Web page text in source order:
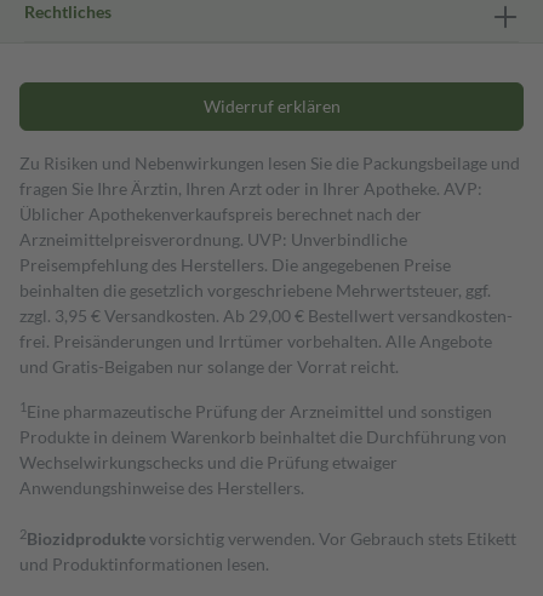
Rechtliches
Widerruf erklären
Zu Risiken und Nebenwirkungen lesen Sie die Packungsbeilage und
fragen Sie Ihre Ärztin, Ihren Arzt oder in Ihrer Apotheke. AVP:
Üblicher Apothekenverkaufspreis berechnet nach der
Arzneimittelpreisverordnung. UVP: Unverbindliche
Preisempfehlung des Herstellers. Die angegebenen Preise
beinhalten die gesetzlich vorgeschriebene Mehrwertsteuer, ggf.
zzgl. 3,95 € Versandkosten. Ab 29,00 € Bestell­wert versand­kosten­
frei. Preisänderungen und Irrtümer vorbehalten. Alle Angebote
und Gratis-Beigaben nur solange der Vorrat reicht.
1 Eine pharmazeutische Prüfung der Arzneimittel und sonstigen
Produkte in deinem Warenkorb beinhaltet die Durchführung von
Wechselwirkungschecks und die Prüfung etwaiger
Anwendungshinweise des Herstellers.
2Biozidproduktevorsichtig verwenden. Vor Gebrauch stets Etikett
und Produktinformationen lesen.